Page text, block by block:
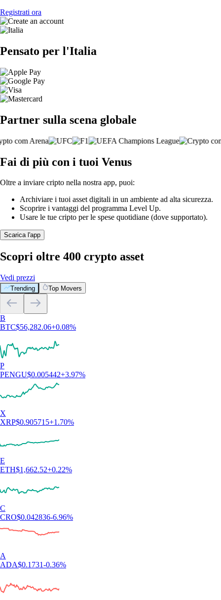
Registrati ora
Pensato per l'Italia
Partner sulla scena globale
Fai di più con i tuoi Venus
Oltre a inviare cripto nella nostra app, puoi:
Archiviare i tuoi asset digitali in un ambiente ad alta sicurezza.
Scoprire i vantaggi del programma Level Up.
Usare le tue cripto per le spese quotidiane (dove supportato).
Scarica l'app
Scopri oltre 400 crypto asset
Vedi prezzi
Trending Top Movers
B
BTC$56,282.06+0.08%
P
PENGU$0.005442+3.97%
X
XRP$0.905715+1.70%
E
ETH$1,662.52+0.22%
C
CRO$0.042836-6.96%
A
ADA$0.1731-0.36%